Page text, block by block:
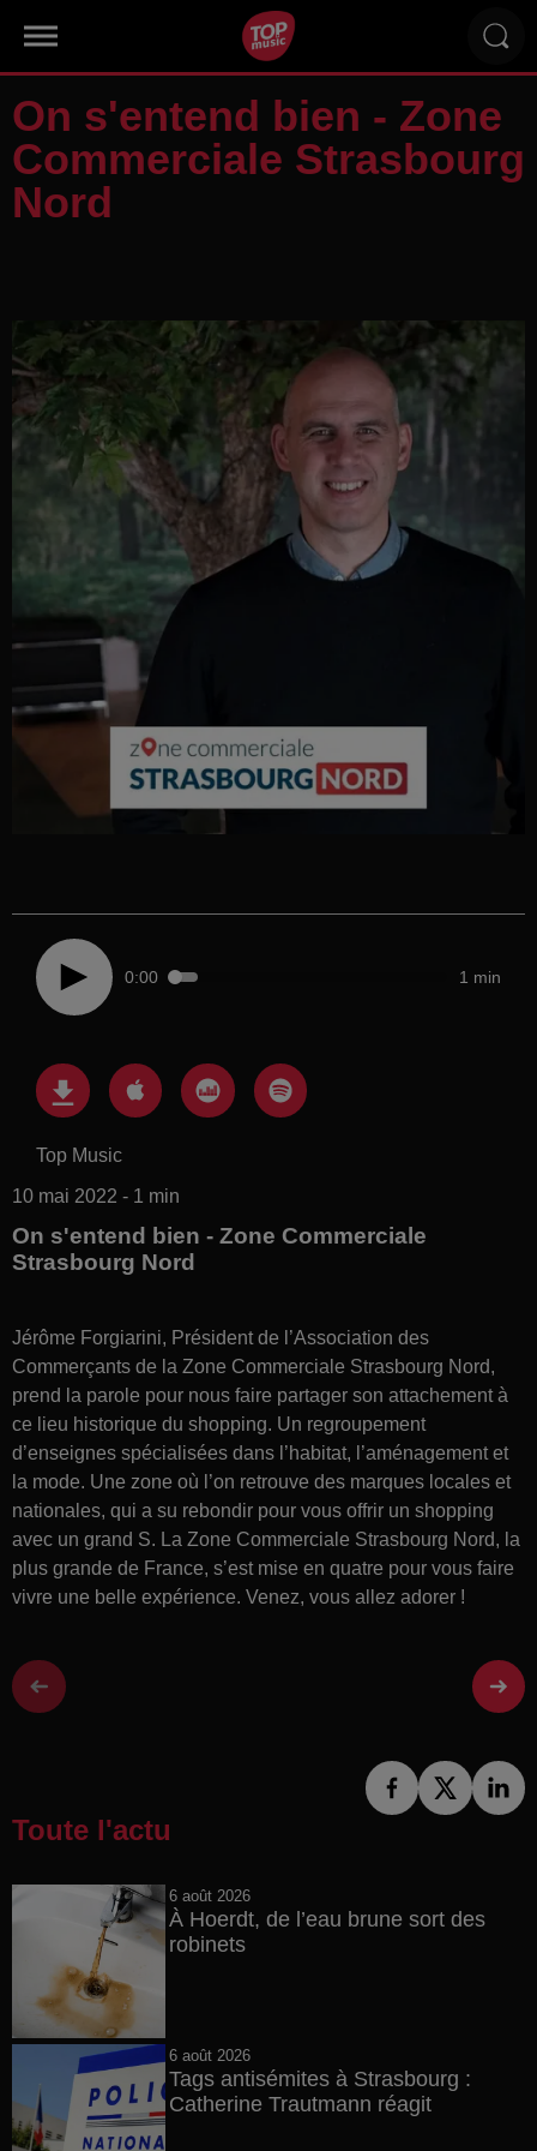
On s'entend bien - Zone
Commerciale Strasbourg
Nord
0:00 1 min
Top Music
10 mai 2022 - 1 min
On s'entend bien - Zone Commerciale
Strasbourg Nord
Jérôme Forgiarini, Président de l’Association des
Commerçants de la Zone Commerciale Strasbourg Nord,
prend la parole pour nous faire partager son attachement à
ce lieu historique du shopping. Un regroupement
d’enseignes spécialisées dans l’habitat, l’aménagement et
la mode. Une zone où l’on retrouve des marques locales et
nationales, qui a su rebondir pour vous offrir un shopping
avec un grand S. La Zone Commerciale Strasbourg Nord, la
plus grande de France, s’est mise en quatre pour vous faire
vivre une belle expérience. Venez, vous allez adorer !
Toute l'actu
6 août 2026
À Hoerdt, de l’eau brune sort des
robinets
6 août 2026
Tags antisémites à Strasbourg :
Catherine Trautmann réagit